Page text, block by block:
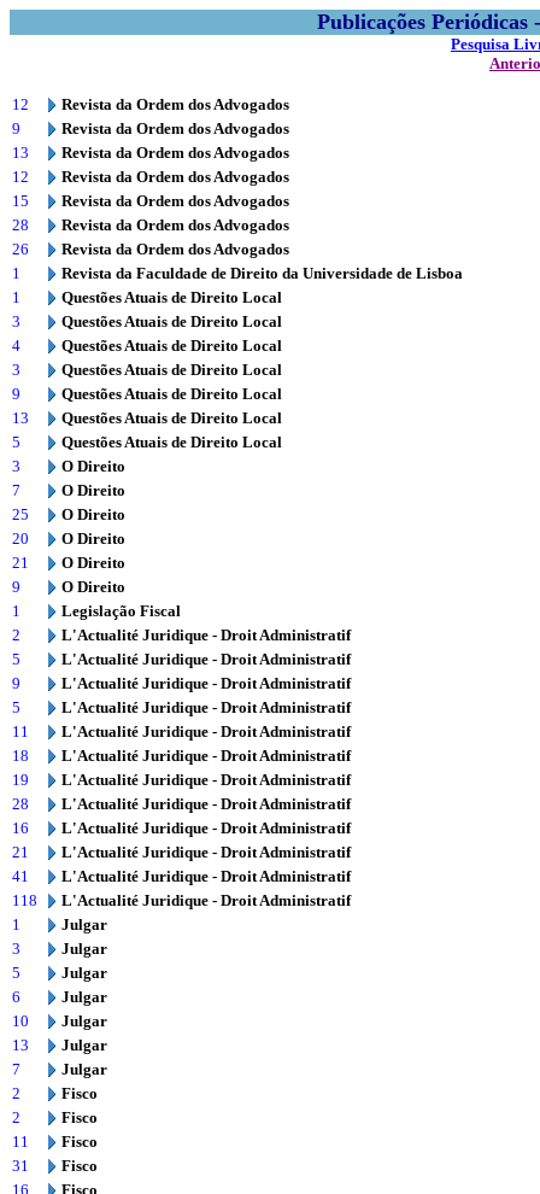
Publicações
Pesquisa
12
Revista da Ordem dos Advogados
9
Revista da Ordem dos Advogados
13
Revista da Ordem dos Advogados
12
Revista da Ordem dos Advogados
15
Revista da Ordem dos Advogados
28
Revista da Ordem dos Advogados
26
Revista da Ordem dos Advogados
1
Revista da Faculdade de Direito da Universidade de Lisboa
1
Questões Atuais de Direito Local
3
Questões Atuais de Direito Local
4
Questões Atuais de Direito Local
3
Questões Atuais de Direito Local
9
Questões Atuais de Direito Local
13
Questões Atuais de Direito Local
5
Questões Atuais de Direito Local
3
O Direito
7
O Direito
25
O Direito
20
O Direito
21
O Direito
9
O Direito
1
Legislação Fiscal
2
L'Actualité Juridique - Droit Administratif
5
L'Actualité Juridique - Droit Administratif
9
L'Actualité Juridique - Droit Administratif
5
L'Actualité Juridique - Droit Administratif
11
L'Actualité Juridique - Droit Administratif
18
L'Actualité Juridique - Droit Administratif
19
L'Actualité Juridique - Droit Administratif
28
L'Actualité Juridique - Droit Administratif
16
L'Actualité Juridique - Droit Administratif
21
L'Actualité Juridique - Droit Administratif
41
L'Actualité Juridique - Droit Administratif
118
L'Actualité Juridique - Droit Administratif
1
Julgar
3
Julgar
5
Julgar
6
Julgar
10
Julgar
13
Julgar
7
Julgar
2
Fisco
2
Fisco
11
Fisco
31
Fisco
16
Fisco